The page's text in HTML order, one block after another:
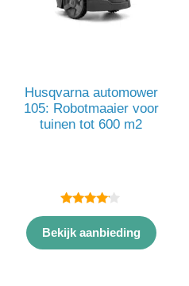
Husqvarna automower
105: Robotmaaier voor
tuinen tot 600 m2
4.00
van 5
Bekijk aanbieding